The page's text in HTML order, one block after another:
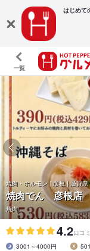
はじめて
一覧
焼肉・ホルモン | 彦根 | 滋賀県
焼肉でん 彦根店
焼肉
4.2口コミ
3001～4000円